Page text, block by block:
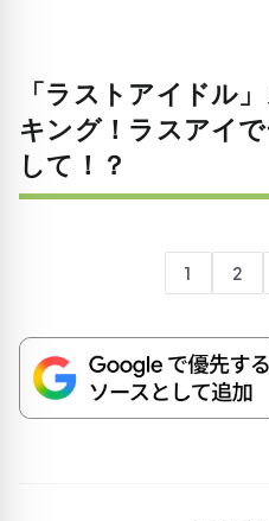
「ラストアイドル
キング！ラスアイ
して！？
1 2